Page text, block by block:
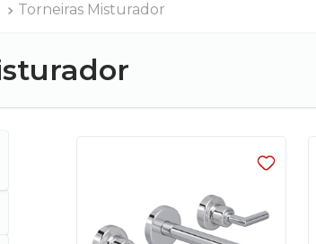
Torneiras Misturador